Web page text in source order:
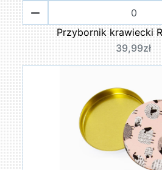
Przybornik krawiecki
39,99zł